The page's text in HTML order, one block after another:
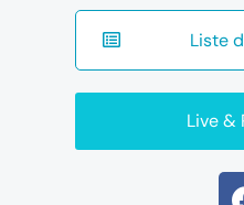
Liste
Live &